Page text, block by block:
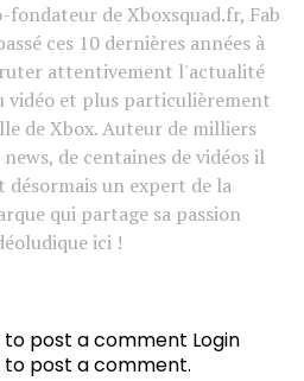
fondateur de Xboxsquad.fr, Fab
ces 10 dernières années à
attentivement l'actualité
vidéo et plus particulièrement
de Xbox. Auteur de milliers
news, de centaines de vidéos il
désormais un expert de la
qui partage sa passion
ici !
to post a comment Login
to post a comment.